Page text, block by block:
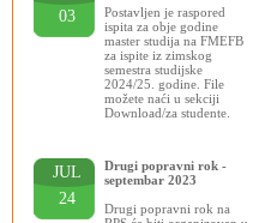
03
Postavljen je raspored
ispita za obje godine
master studija na FMEFB
za ispite iz zimskog
semestra studijske
2024/25. godine. File
možete naći u sekciji
Download/za studente.
JUL
24
Drugi popravni rok -
septembar 2023
Drugi popravni rok na